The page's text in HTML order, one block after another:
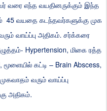
வரை எந்த வயதினருக்கும் இந்த
45 வயதை கடந்தவர்களுக்கு முக
வாய்ப்பு அதிகம். சர்க்கரை
- Hypertension, மிகை ரத்த
மூளையில் கட்டி – Brain Abscess,
முகவாதம் வரும் வாய்ப்பு
அதிகம்.